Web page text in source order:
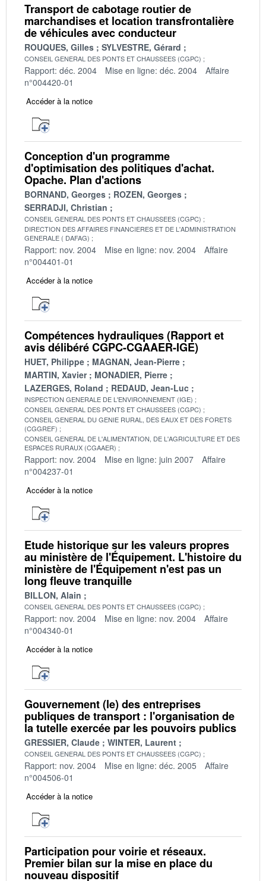
Transport de cabotage routier de
marchandises et location transfrontalière
de véhicules avec conducteur
ROUQUES, Gilles SYLVESTRE, Gérard
CONSEIL GENERAL DES PONTS ET CHAUSSEES (CGPC)
Rapport: déc. 2004 Mise en ligne: déc. 2004
Affaire
n°004420-01
Accéder à la notice
Conception d'un programme
d'optimisation des politiques d'achat.
Opache. Plan d'actions
BORNAND, Georges
ROZEN, Georges
SERRADJI, Christian
CONSEIL GENERAL DES PONTS ET CHAUSSEES (CGPC)
DIRECTION DES AFFAIRES FINANCIERES ET DE L'ADMINISTRATION
GENERALE ( DAFAG)
Rapport: nov. 2004 Mise en ligne: nov. 2004
Affaire
n°004401-01
Accéder à la notice
Compétences hydrauliques (Rapport et
avis délibéré CGPC-CGAAER-IGE)
HUET, Philippe
MAGNAN, Jean-Pierre
MARTIN, Xavier
MONADIER, Pierre
LAZERGES, Roland
REDAUD, Jean-Luc
INSPECTION GENERALE DE L'ENVIRONNEMENT (IGE)
CONSEIL GENERAL DES PONTS ET CHAUSSEES (CGPC)
CONSEIL GENERAL DU GENIE RURAL, DES EAUX ET DES FORETS
(CGGREF)
CONSEIL GENERAL DE L'ALIMENTATION, DE L'AGRICULTURE ET DES
ESPACES RURAUX (CGAAER)
Rapport: nov. 2004 Mise en ligne: juin 2007
Affaire
n°004237-01
Accéder à la notice
Etude historique sur les valeurs propres
au ministère de l'Équipement. L'histoire du
ministère de l'Équipement n'est pas un
long fleuve tranquille
BILLON, Alain
CONSEIL GENERAL DES PONTS ET CHAUSSEES (CGPC)
Rapport: nov. 2004 Mise en ligne: nov. 2004
Affaire
n°004340-01
Accéder à la notice
Gouvernement (le) des entreprises
publiques de transport : l'organisation de
la tutelle exercée par les pouvoirs publics
GRESSIER, Claude WINTER, Laurent
CONSEIL GENERAL DES PONTS ET CHAUSSEES (CGPC)
Rapport: nov. 2004 Mise en ligne: déc. 2005
Affaire
n°004506-01
Accéder à la notice
Participation pour voirie et réseaux.
Premier bilan sur la mise en place du
nouveau dispositif